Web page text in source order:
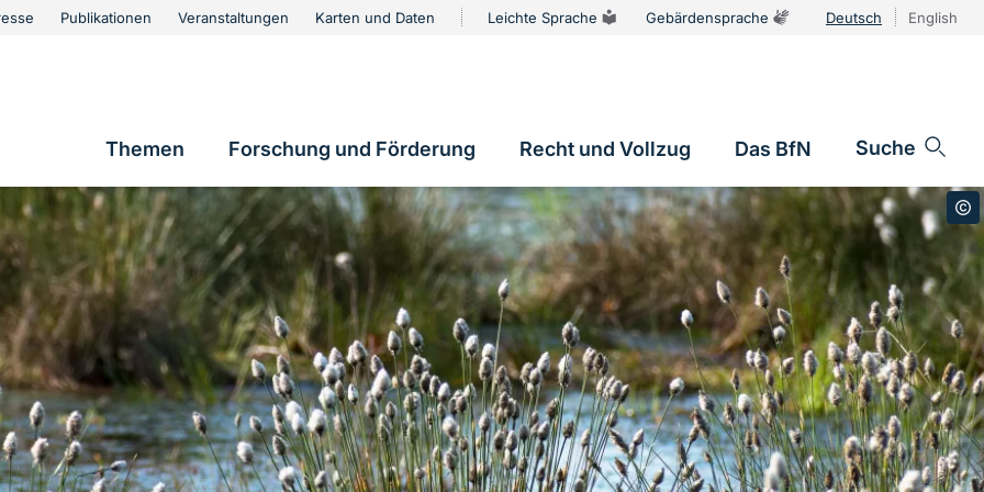
Publikationen Veranstaltungen Karten und Daten Leichte Sprache Gebärdensprache Deutsch English
Hauptnavigation
Themen Forschung und Förderung Recht und Vollzug Das BfN Suche